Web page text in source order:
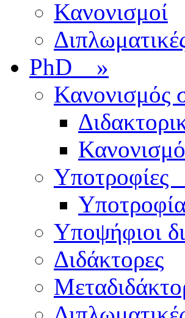
Κανονισμοί
PhD »
Υποτροφίες
Υποψήφιοι
Διδάκτορες